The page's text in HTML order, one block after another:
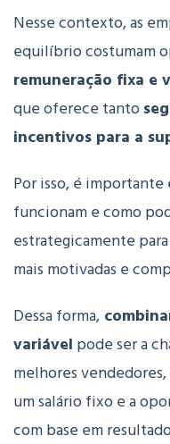
Nesse contexto, as
equilíbrio costumam
remuneração fixa e
que oferece tanto
incentivos para a
Por isso, é
funcionam e como
estrategicamente
mais motivadas e
Dessa forma,
variável pode ser a
melhores
um salário fixo e a
com base em